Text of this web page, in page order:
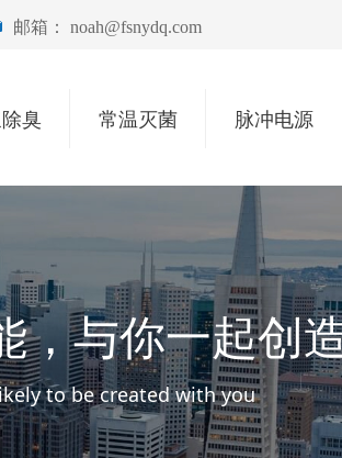
邮箱： noah@fsnydq.com
臭 常温灭菌 脉冲电源
，与你一起创
to be created with you